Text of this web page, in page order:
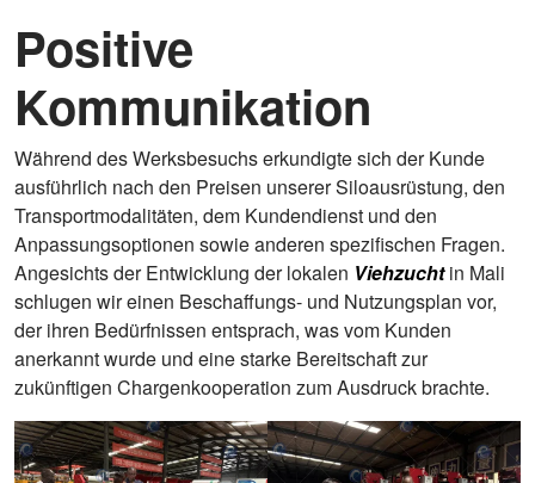
Positive
Kommunikation
Während des Werksbesuchs erkundigte sich der Kunde
ausführlich nach den Preisen unserer Siloausrüstung, den
Transportmodalitäten, dem Kundendienst und den
Anpassungsoptionen sowie anderen spezifischen Fragen.
Angesichts der Entwicklung der lokalen Viehzuchtin Mali
schlugen wir einen Beschaffungs- und Nutzungsplan vor,
der ihren Bedürfnissen entsprach, was vom Kunden
anerkannt wurde und eine starke Bereitschaft zur
zukünftigen Chargenkooperation zum Ausdruck brachte.